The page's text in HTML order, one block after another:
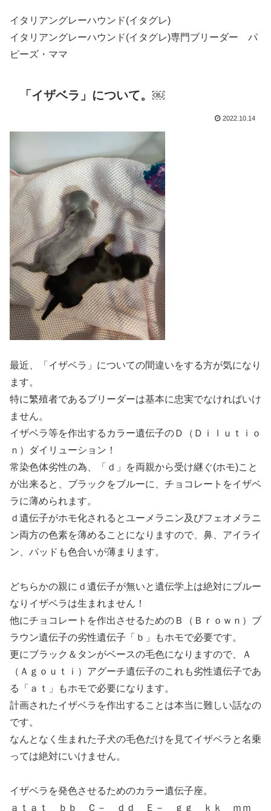
イタリアングレーハウンド(イタグレ)
イタリアングレーハウンド(イタグレ)専門ブリーダー パ
ピーズ・ママ
「イザベラ」について。￼
2022.10.14
最近、「イザベラ」についての間違いをする方が気になり
ます。
特に繁殖者であるブリーダーは基本に忠実でなければいけ
ません。
イザベラ等を作出するカラー遺伝子のＤ（Ｄｉｌｕｔｉｏ
ｎ）ダイリューション！
常染色体劣性の為、「ｄ」を両親から受け継ぐ(ホモ)こと
が出来ると、ブラックをブルーに、チョコレートをイザベ
ラに薄められます。
ｄ遺伝子がホモ化されるとユーメラニン及びフェオメラニ
ン両方の色素を薄めることになりますので、鼻、アイライ
ン、パッドも色合いが薄まります。
どちらかの親にｄ遺伝子が無いと遺伝学上は絶対にブルー
なりイザベラは生まれません！
他にチョコレートを作出させるためのＢ（Ｂｒｏｗｎ）ブ
ラウン遺伝子の劣性遺伝子「ｂ」もホモで必要です。
更にブラック＆タンがベースの毛色になりますので、Ａ
（Ａｇｏｕｔｉ）アグーチ遺伝子のこれも劣性遺伝子であ
る「ａｔ」もホモで必要になります。
計画されたイザベラを作出することは本当に難しい話なの
です。
なんとなく生まれた子犬の毛色だけを見てイザベラと名乗
っては絶対にいけません。
イザベラを発色させるためのカラー遺伝子座。
ａｔａｔ ｂｂ Ｃ－ ｄｄ Ｅ－ ｇｇ ｋｋ ｍｍ